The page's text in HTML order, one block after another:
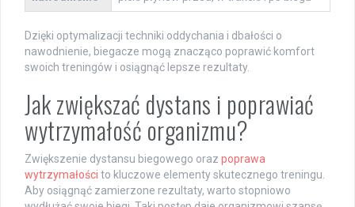
Dzięki optymalizacji techniki oddychania i dbałości o
nawodnienie, biegacze mogą znacząco poprawić komfort
swoich treningów i osiągnąć lepsze rezultaty.
Jak zwiększać dystans i poprawiać
wytrzymałość organizmu?
Zwiększenie dystansu biegowego oraz poprawa
wytrzymałości to kluczowe elementy skutecznego treningu.
Aby osiągnąć zamierzone rezultaty, warto stopniowo